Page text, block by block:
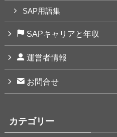
SAP用語集
SAPキャリアと年収
運営者情報
お問合せ
カテゴリー